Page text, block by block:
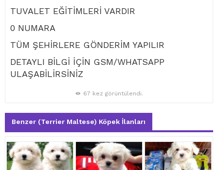
TUVALET EĞİTİMLERİ VARDIR
0 NUMARA
TÜM ŞEHİRLERE GÖNDERİM YAPILIR
DETAYLI BİLGİ İÇİN GSM/WHATSAPP
ULAŞABİLİRSİNİZ
67 kez görüntülendi.
Benzer (Terrier Maltese) Köpek İlanları